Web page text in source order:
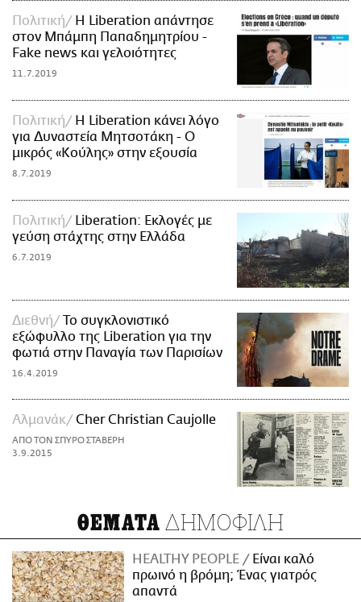
Πολιτική
Η Liberation απάντησε
στον Μπάμπη Παπαδημητρίου -
Fake news και γελοιότητες
11.7.2019
Πολιτική
Η Liberation κάνει λόγο
για Δυναστεία Μητσοτάκη - Ο
μικρός «Κούλης» στην εξουσία
8.7.2019
Πολιτική
Liberation: Εκλογές με
γεύση στάχτης στην Ελλάδα
6.7.2019
Διεθνή
Το συγκλονιστικό
εξώφυλλο της Liberation για την
φωτιά στην Παναγία των Παρισίων
16.4.2019
Αλμανάκ Cher Christian Caujolle
ΑΠΟ ΤΟΝ ΣΠΥΡΟ ΣΤΑΒΕΡΗ
3.9.2015
ΘΕΜΑΤΑ ΔΗΜΟΦΙΛΗ
HEALTHY PEOPLE
Είναι καλό
πρωινό η βρόμη; Ένας γιατρός
απαντά